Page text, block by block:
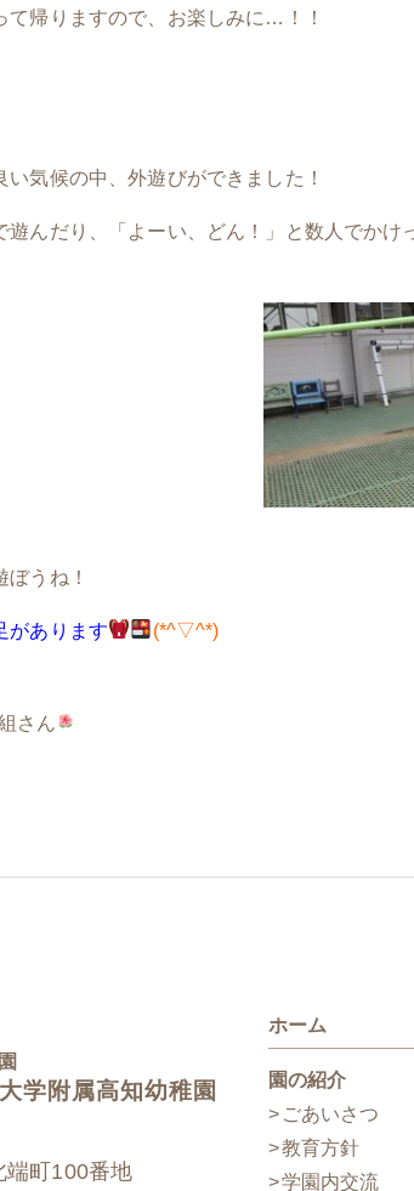
て帰りますので、お楽しみに…！！
い気候の中、外遊びができました！
遊んだり、「よーい、どん！」と数人でかけ
うね！
があります (*^▽^*)
さん
学附属高知幼稚園
端町100番地
ホーム
園の紹介
ごあいさつ
教育方針
学園内交流